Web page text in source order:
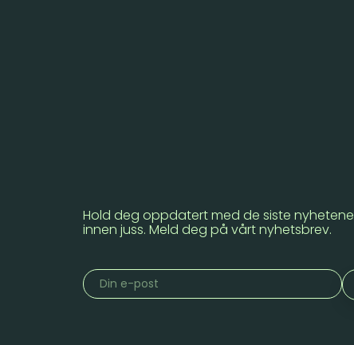
Hold deg oppdatert med de siste nyhetene
innen juss. Meld deg på vårt nyhetsbrev.